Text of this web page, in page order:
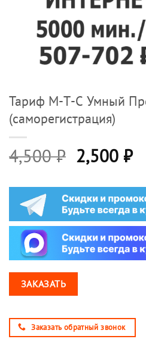
Тариф М-Т-С Умный
(саморегистрация)
4,500₽
цена
4,500 ₽.
2,500 ₽
ЗАКАЗАТЬ
Заказать обратный звонок